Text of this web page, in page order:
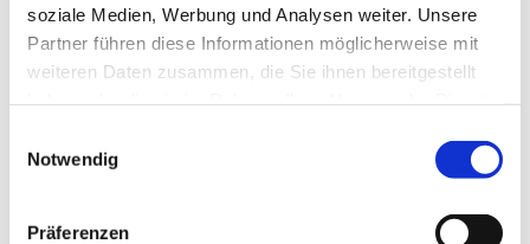
soziale Medien, Werbung und Analysen weiter. Unsere
Partner führen diese Informationen möglicherweise mit
weiteren Daten zusammen, die Sie ihnen bereitgestellt
Notwendig
Präferenzen